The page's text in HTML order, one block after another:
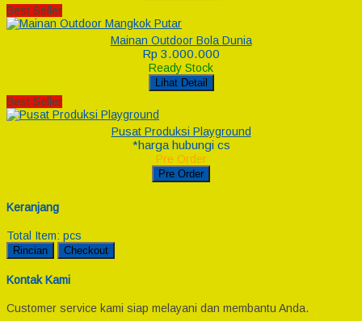
Best Seller
Mainan Outdoor Bola Dunia
Rp 3.000.000
Ready Stock
Lihat Detail
Best Seller
Pusat Produksi Playground
*harga hubungi cs
Pre Order
Pre Order
Keranjang
Total Item: pcs
Rincian Checkout
Kontak Kami
Customer service kami siap melayani dan membantu Anda.